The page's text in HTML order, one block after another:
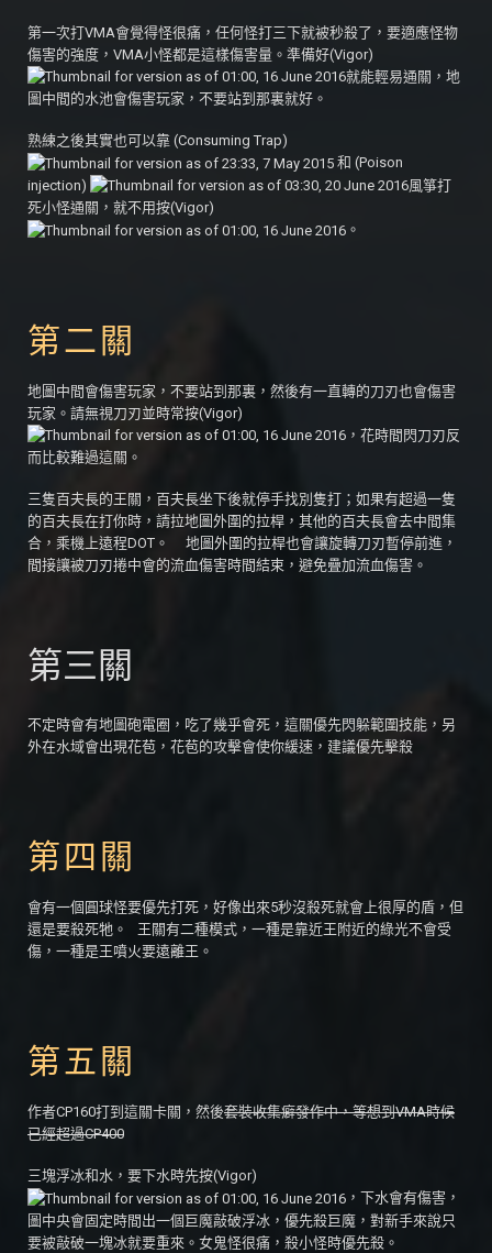
第一次打VMA會覺得怪很痛，任何怪打三下就被秒殺了，要適應怪物
傷害的強度，VMA小怪都是這樣傷害量。準備好(Vigor)
就能輕易通關，地
圖中間的水池會傷害玩家，不要站到那裏就好。
熟練之後其實也可以靠 (Consuming Trap)
和 (Poison
injection)
風箏打
死小怪通關，就不用按(Vigor)
。
第二關
地圖中間會傷害玩家，不要站到那裏，然後有一直轉的刀刃也會傷害
玩家。請無視刀刃並時常按(Vigor)
，花時間閃刀刃反
而比較難過這關。
三隻百夫長的王關，百夫長坐下後就停手找別隻打；如果有超過一隻
的百夫長在打你時，請拉地圖外圍的拉桿，其他的百夫長會去中間集
合，乘機上遠程DOT。 地圖外圍的拉桿也會讓旋轉刀刃暫停前進，
間接讓被刀刃捲中會的流血傷害時間結束，避免疊加流血傷害。
第三關
不定時會有地圖砲電圈，吃了幾乎會死，這關優先閃躲範圍技能，另
外在水域會出現花苞，花苞的攻擊會使你緩速，建議優先擊殺
第四關
會有一個圓球怪要優先打死，好像出來5秒沒殺死就會上很厚的盾，但
還是要殺死牠。 王關有二種模式，一種是靠近王附近的綠光不會受
傷，一種是王噴火要遠離王。
第五關
作者CP160打到這關卡關，然後套裝收集癖發作中，等想到VMA時候
已經超過CP400
三塊浮冰和水，要下水時先按(Vigor)
，下水會有傷害，
圖中央會固定時間出一個巨魔敲破浮冰，優先殺巨魔，對新手來說只
要被敲破一塊冰就要重來。女鬼怪很痛，殺小怪時優先殺。